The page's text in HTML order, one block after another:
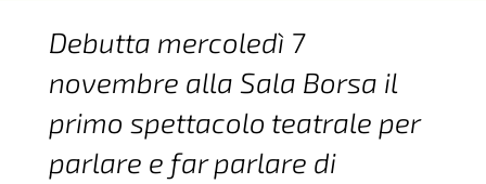
Debutta mercoledì 7
novembre alla Sala Borsa il
primo spettacolo teatrale per
parlare e far parlare di